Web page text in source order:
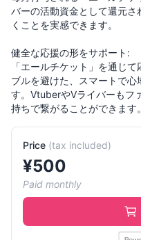
バーの活動資金として還元
くことを実感できます。
健全な応援の形をサポート:
「エールチケット」を通じ
ブルを避けた、スマートで
す。VtuberやVライバーもフ
持ちで繋がることができます。
Price (tax included)
¥500
Paid monthly